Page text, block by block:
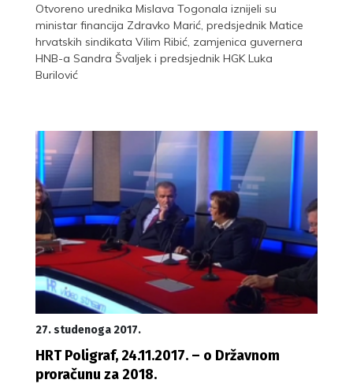
Otvoreno urednika Mislava Togonala iznijeli su
ministar financija Zdravko Marić, predsjednik Matice
hrvatskih sindikata Vilim Ribić, zamjenica guvernera
HNB-a Sandra Švaljek i predsjednik HGK Luka
Burilović
27. studenoga 2017.
HRT Poligraf, 24.11.2017. – o Državnom
proračunu za 2018.